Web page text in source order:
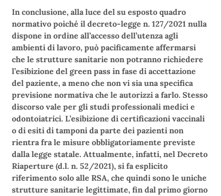
In conclusione, alla luce del su esposto quadro
normativo poiché il decreto-legge n. 127/2021 nulla
dispone in ordine all’accesso dell’utenza agli
ambienti di lavoro, può pacificamente affermarsi
che le strutture sanitarie non potranno richiedere
l’esibizione del green pass in fase di accettazione
del paziente, a meno che non vi sia una specifica
previsione normativa che le autorizzi a farlo. Stesso
discorso vale per gli studi professionali medici e
odontoiatrici. L’esibizione di certificazioni vaccinali
o di esiti di tamponi da parte dei pazienti non
rientra fra le misure obbligatoriamente previste
dalla legge statale. Attualmente, infatti, nel Decreto
Riaperture (d.l. n. 52/2021), si fa esplicito
riferimento solo alle RSA, che quindi sono le uniche
strutture sanitarie legittimate, fin dal primo giorno